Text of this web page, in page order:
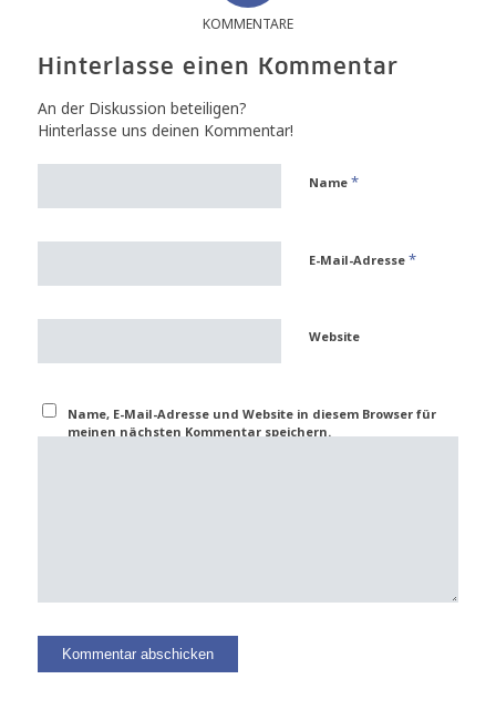
KOMMENTARE
Hinterlasse einen Kommentar
An der Diskussion beteiligen?
Hinterlasse uns deinen Kommentar!
Name *
E-Mail-Adresse *
Website
Name, E-Mail-Adresse und Website in diesem Browser für
meinen nächsten Kommentar speichern.